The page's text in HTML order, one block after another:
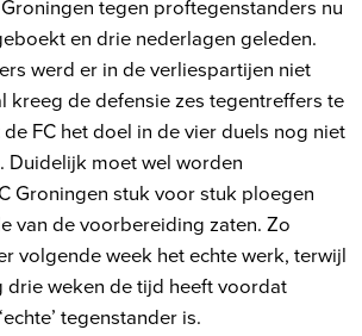
tegen proftegenstanders nu
en drie nederlagen geleden.
werd er in de verliespartijen niet
kreeg de defensie zes tegentreffers te
FC het doel in de vier duels nog niet
Duidelijk moet wel worden
Groningen stuk voor stuk ploegen
van de voorbereiding zaten. Zo
volgende week het echte werk, terwijl
drie weken de tijd heeft voordat
tegenstander is.